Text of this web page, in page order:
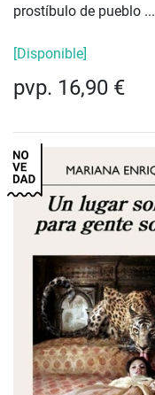
prostíbulo de pueblo ...
[Disponible]
pvp. 16,90 €